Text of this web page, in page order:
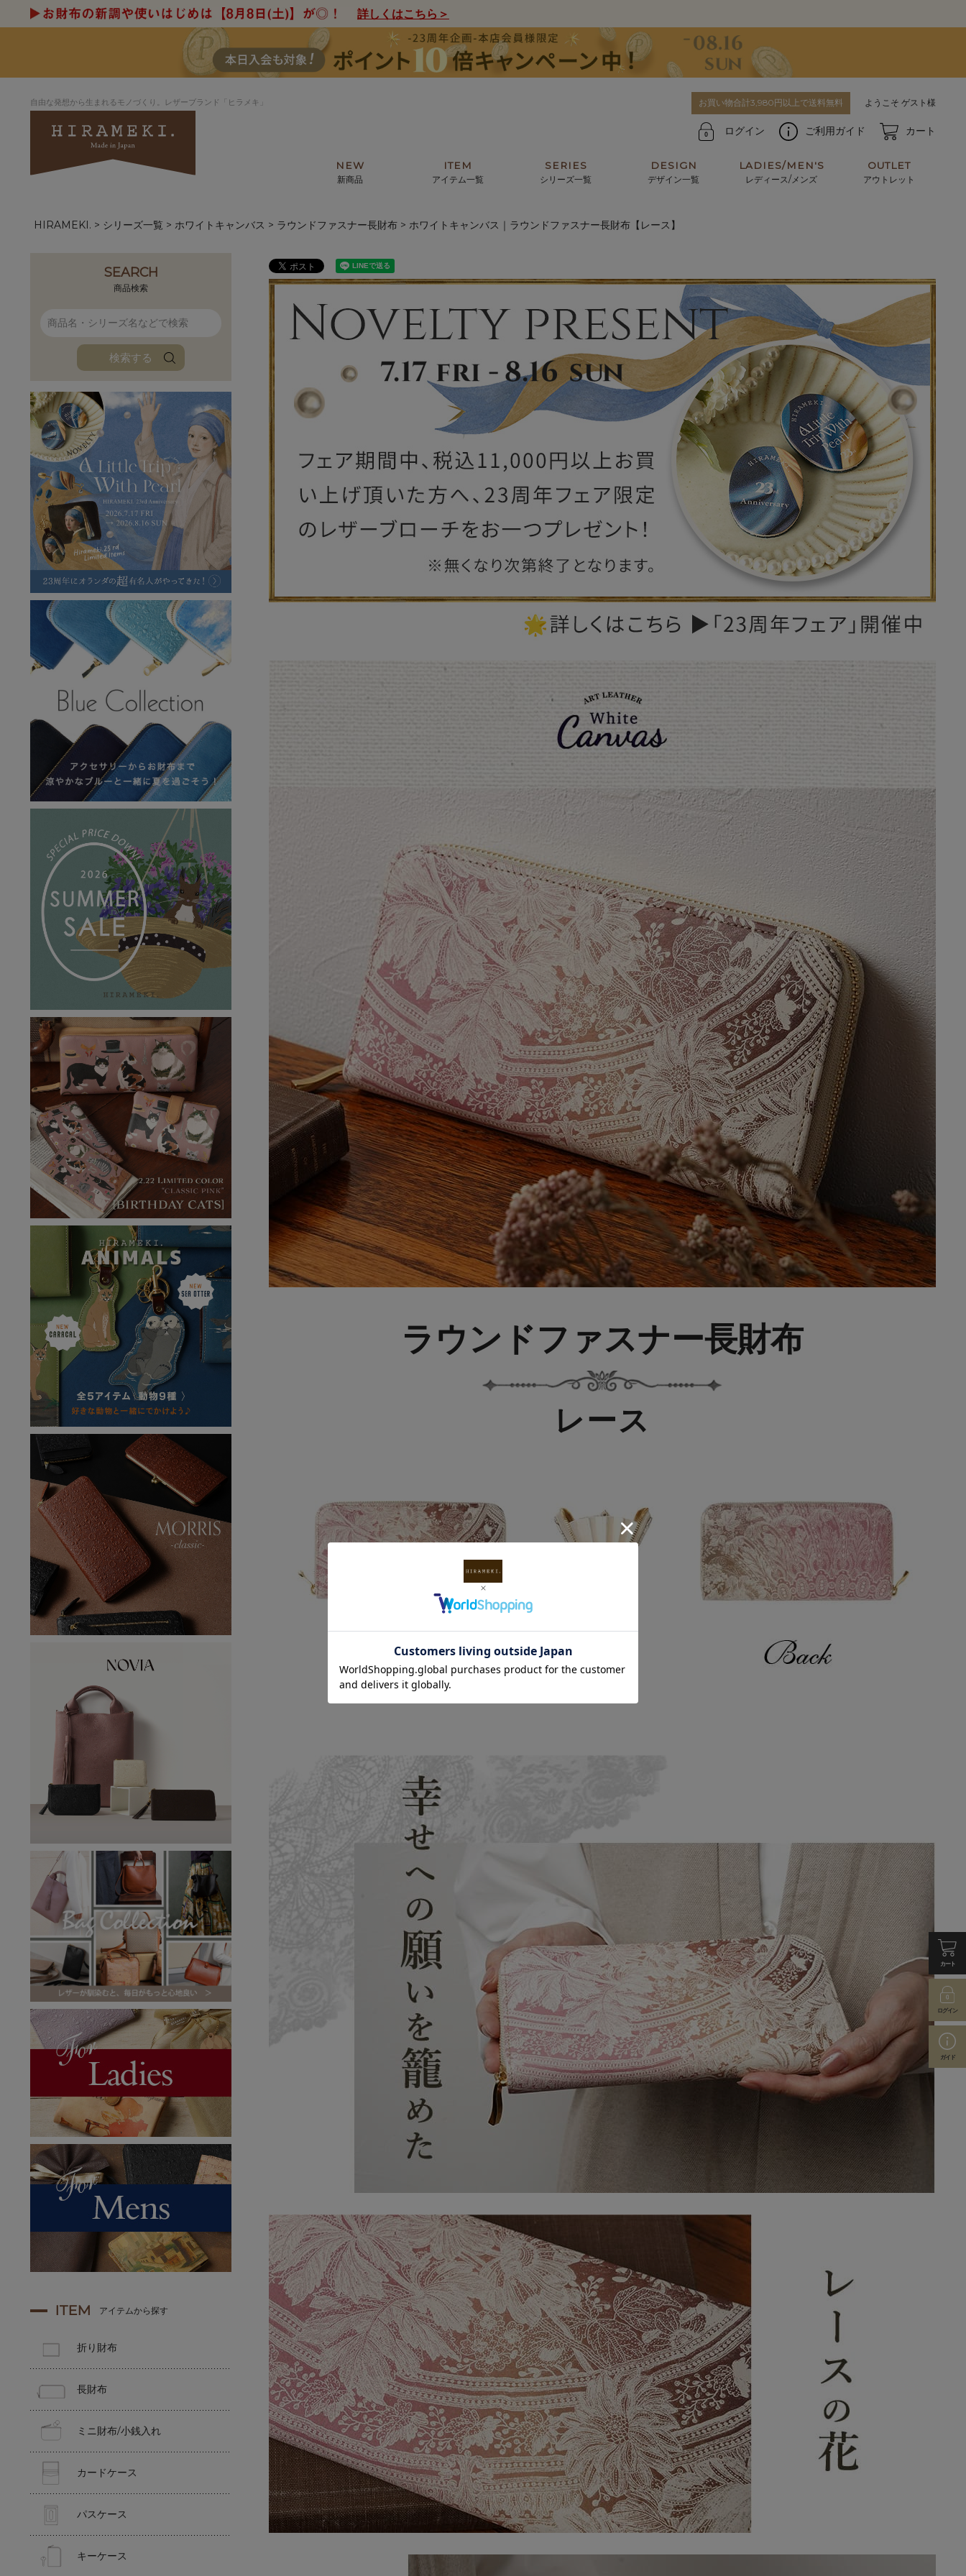
詳しくはこちら＞
自由な発想から生まれるモノづくり。レザーブランド「ヒラメキ」 お買い物合計3,980円以上で送料無料 ようこそ ゲスト様
ログイン ご利用ガイド カート
NEW
新商品
ITEM
アイテム一覧
長財布 パスケース
バッグ チャーム・キーホルダー アクセサリー レザーケア用品 その他
SERIES
シリーズ一覧
シーナリーオブザコメット
ブルーアート シャーク ルリユール
アニマルズ
イタリアンレザー ブライトン
ローダ アートレザーバッグ
アートフラグメント
ハレノヒプロジェクト
DESIGN
デザイン一覧
アートから探す マテリアルから探す
LADIES/MEN'S
レディース/メンズ
For ladies
OUTLET
アウトレット
HIRAMEKI. シリーズ一覧 ホワイトキャンバス ラウンドファスナー長財布 ホワイトキャンバス｜ラウンドファスナー長財布【レース】
SEARCH
商品検索
検索する
ITEM アイテムから探す
折り財布
長財布
ミニ財布/小銭入れ
カードケース
パスケース
キーケース
ラウンドファスナー長財布
レース
カート
ログイン
ガイド